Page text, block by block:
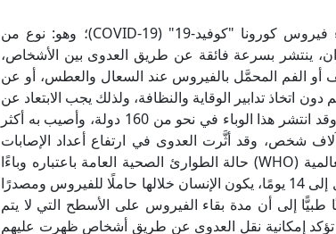
تعاني كثير من بلدان العالم في هذه الآونة من وباء فيروس كورونا "كوفيد-19" (COVID-19)؛ وهو: نوع من
ينتشر بسرعة فائقة عن طريق العدوى بين الأشخاص،
أو الفم المحمَّل بالفيروس عند السعال والعطس، أو عن
تدابير الوقاية والنظافة، ولذلك يجب الابتعاد عن
الشخص المريض بمسافة تزيد على متر واحد (3 أقدام)، وقد انتشر هذا الوباء في نحو من 160 دولة، وأصيب به أكثر
شخص، وقد أثَّرت العدوى في ارتفاع أعداد الإصابات
وتضاعف حالات الوفيات؛ حتى أعلنت منظمة الصحة العالمية (WHO) حالة الطوارئ الصحية العامة باعتباره وباءًا
عالميًّا، وأفادت أن مدة حضانة الجسم لهذا الفيروس تصل إلى 14 يومًا، يكون الإنسان خلالها حاملًا للفيروس ومصدرًا
للآخرين، وتوصلت دراسة مستخلصة من 22 بحثًا طبيًّا إلى أن مدة بقاء الفيروس على الأسطح التي لا يتم
وهناك دراسات طبية تؤكد إمكانية نقل العدوى عن طريق أشخاص ظهرت عليهم